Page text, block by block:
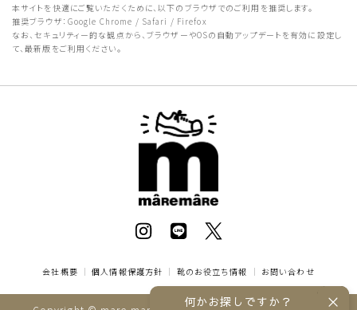
本サイトを快適にご覧いただくために、以下のブラウザでのご利用を推奨します。
推奨ブラウザ：Google Chrome / Safari / Firefox
なお、セキュリティー的な観点から、ブラウザーやOSの自動アップデートを有効に設定し
て、最新版をご利用ください。
会社概要 ｜個人情報保護方針 ｜ 靴のお役立ち情報 ｜ お問い合わせ
何かお探しですか？